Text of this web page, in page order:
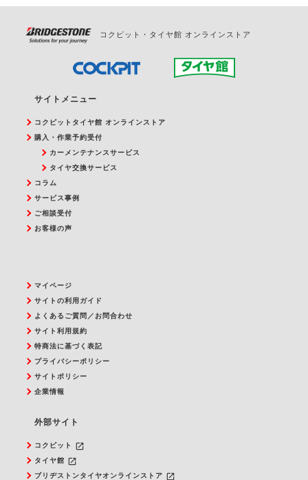
コクピット・タイヤ館 オンラインストア
サイトメニュー
コクピットタイヤ館 オンラインストア
購入・作業予約受付
カーメンテナンスサービス
タイヤ交換サービス
コラム
サービス事例
ご相談受付
お客様の声
マイページ
サイトの利用ガイド
よくあるご質問／お問合わせ
サイト利用規約
特商法に基づく表記
プライバシーポリシー
サイトポリシー
企業情報
外部サイト
コクピット launch
タイヤ館 launch
ブリヂストンタイヤオンラインストア launch